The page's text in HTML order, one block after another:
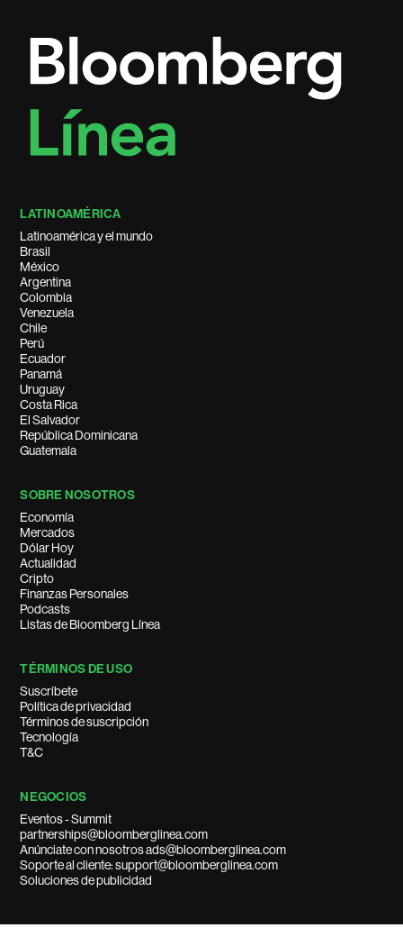
LATINOAMÉRICA
Latinoamérica y el mundo
Brasil
México
Argentina
Colombia
Venezuela
Chile
Perú
Ecuador
Panamá
Uruguay
Costa Rica
El Salvador
República Dominicana
Guatemala
SOBRE NOSOTROS
Economía
Mercados
Dólar Hoy
Actualidad
Cripto
Finanzas Personales
Podcasts
Listas de Bloomberg Línea
TÉRMINOS DE USO
Suscríbete
Política de privacidad
Términos de suscripción
Tecnología
T&C
NEGOCIOS
Eventos - Summit
partnerships@bloomberglinea.com
Anúnciate con nosotros ads@bloomberglinea.com
Soporte al cliente: support@bloomberglinea.com
Soluciones de publicidad